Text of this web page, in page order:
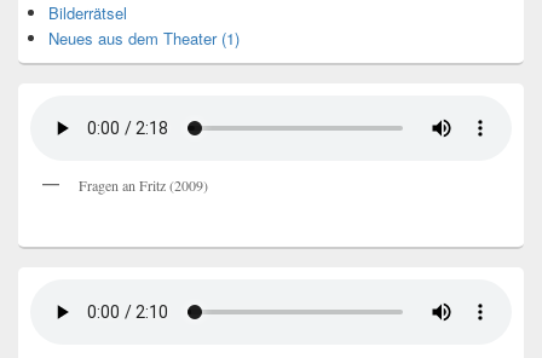
Bilderrätsel
Neues aus dem Theater (1)
Fragen an Fritz (2009)